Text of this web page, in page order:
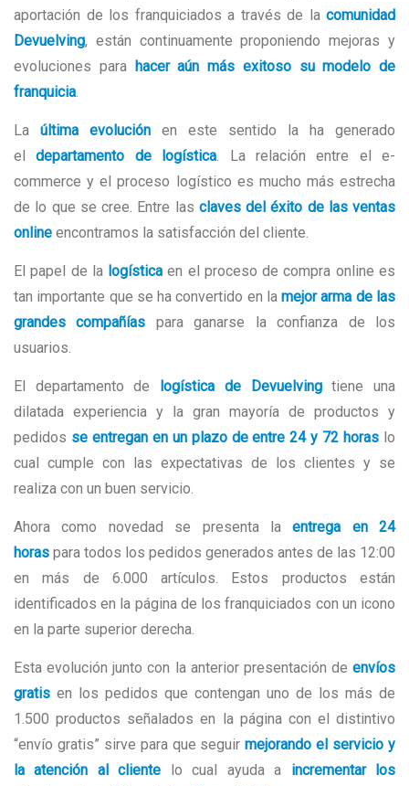
aportación de los franquiciados a través de la comunidad
Devuelving, están continuamente proponiendo mejoras y
evoluciones para hacer aún más exitoso su modelo de
franquicia.
La última evolución en este sentido la ha generado
eldepartamento de logística. La relación entre el e-
commerce y el proceso logístico es mucho más estrecha
de lo que se cree. Entre las claves del éxito de las ventas
online encontramos la satisfacción del cliente.
El papel de la logística en el proceso de compra online es
tan importante que se ha convertido en lamejor arma de las
grandes compañías para ganarse la confianza de los
usuarios.
El departamento de logística de Devuelvingtiene una
dilatada experiencia y la gran mayoría de productos y
pedidos se entregan en un plazo de entre 24 y 72 horas lo
cual cumple con las expectativas de los clientes y se
realiza con un buen servicio.
Ahora como novedad se presenta laentrega en 24
horas para todos los pedidos generados antes de las 12:00
en más de 6.000 artículos. Estos productos están
identificados en la página de los franquiciados con un icono
en la parte superior derecha.
Esta evolución junto con la anterior presentación de envíos
gratis en los pedidos que contengan uno de los más de
1.500 productos señalados en la página con el distintivo
“envío gratis” sirve para que seguirmejorando el servicio y
la atención al cliente lo cual ayuda a incrementar los